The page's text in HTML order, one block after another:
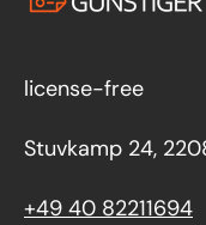
license-free
Stuvkamp 24,
+49 40 82211694